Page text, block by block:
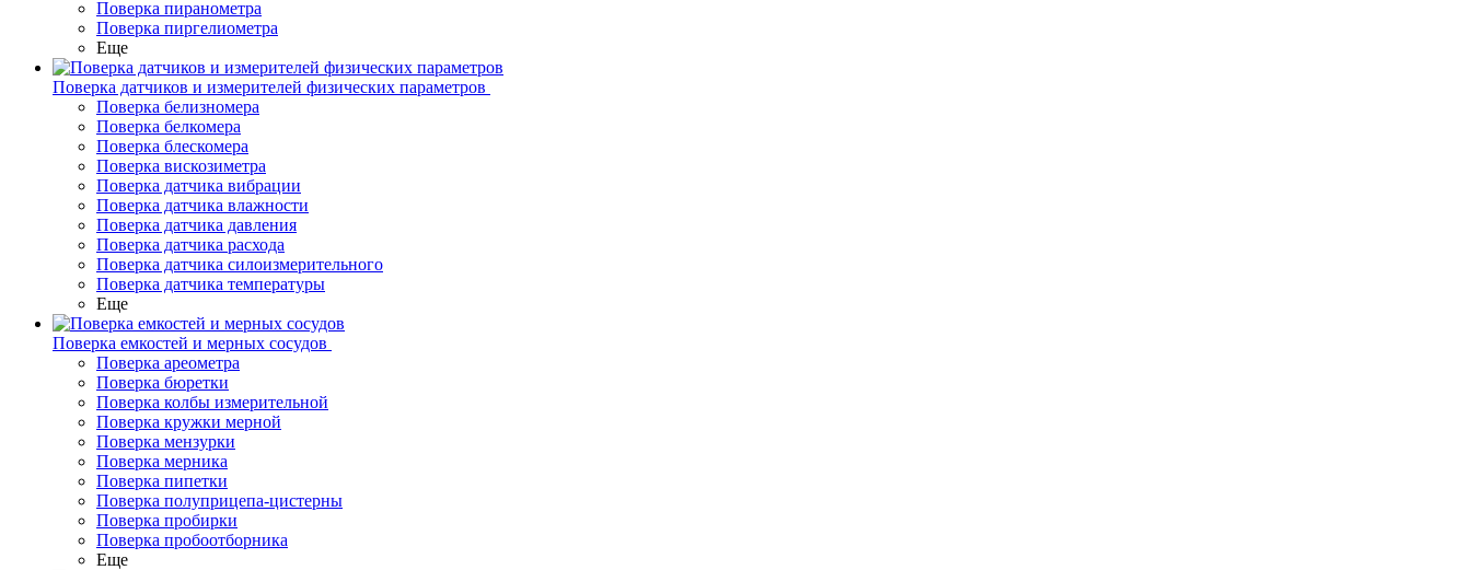
Поверка пиранометра
Поверка пиргелиометра
Еще
Поверка датчиков и измерителей физических параметров
Поверка белизномера
Поверка белкомера
Поверка блескомера
Поверка вискозиметра
Поверка датчика вибрации
Поверка датчика влажности
Поверка датчика давления
Поверка датчика расхода
Поверка датчика силоизмерительного
Поверка датчика температуры
Еще
Поверка емкостей и мерных сосудов
Поверка ареометра
Поверка бюретки
Поверка колбы измерительной
Поверка кружки мерной
Поверка мензурки
Поверка мерника
Поверка пипетки
Поверка полуприцепа-цистерны
Поверка пробирки
Поверка пробоотборника
Еще